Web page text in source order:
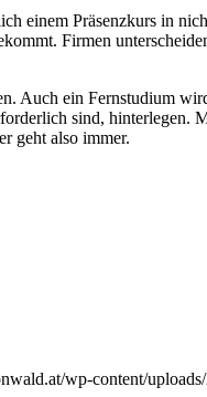
einem Präsenzkurs in
Firmen
Auch ein Fernstudium
sind, hinterlegen.
geht also immer.
wp-content/